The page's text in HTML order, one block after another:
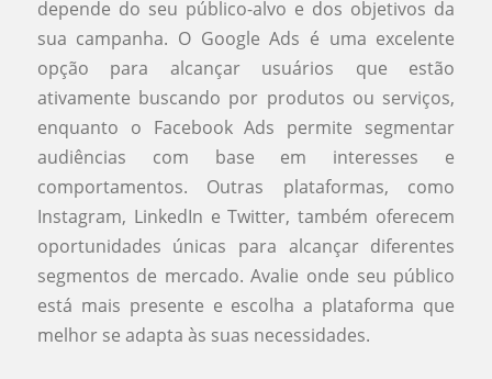
depende do seu público-alvo e dos objetivos da
sua campanha. O Google Ads é uma excelente
opção para alcançar usuários que estão
ativamente buscando por produtos ou serviços,
enquanto o Facebook Ads permite segmentar
audiências com base em interesses e
comportamentos. Outras plataformas, como
Instagram, LinkedIn e Twitter, também oferecem
oportunidades únicas para alcançar diferentes
segmentos de mercado. Avalie onde seu público
está mais presente e escolha a plataforma que
melhor se adapta às suas necessidades.